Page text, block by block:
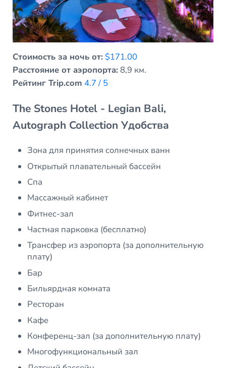
Стоимость за ночь от: $171.00
Расстояние от аэропорта:8,9 км.
Рейтинг Trip.com 4.7 / 5
The Stones Hotel - Legian Bali,
Autograph Collection Удобства
Зона для принятия солнечных ванн
Открытый плавательный бассейн
Спа
Массажный кабинет
Фитнес-зал
Частная парковка (бесплатно)
Трансфер из аэропорта (за дополнительную
плату)
Бар
Бильярдная комната
Ресторан
Кафе
Конференц-зал (за дополнительную плату)
Многофункциональный зал